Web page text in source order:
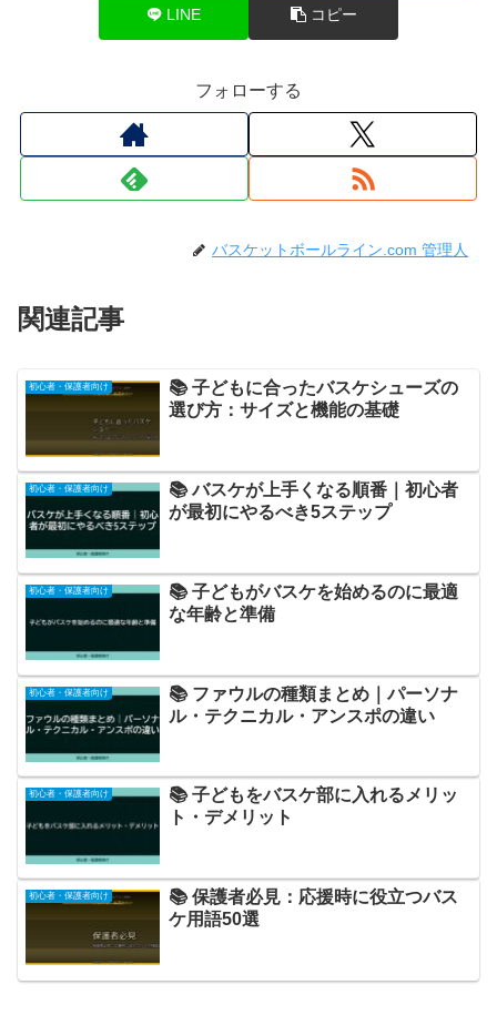
LINE コピー
フォローする
バスケットボールライン.com 管理人
関連記事
初心者・保護者向け
📚 子どもに合ったバスケシューズの
選び方：サイズと機能の基礎
初心者・保護者向け
📚 バスケが上手くなる順番｜初心者
が最初にやるべき5ステップ
初心者・保護者向け
📚 子どもがバスケを始めるのに最適
な年齢と準備
初心者・保護者向け
📚 ファウルの種類まとめ｜パーソナ
ル・テクニカル・アンスポの違い
初心者・保護者向け
📚 子どもをバスケ部に入れるメリッ
ト・デメリット
初心者・保護者向け
📚 保護者必見：応援時に役立つバス
ケ用語50選